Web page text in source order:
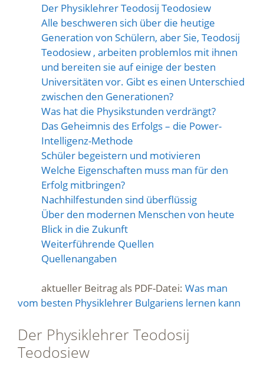
Der Physiklehrer Teodosij Teodosiew
Alle beschweren sich über die heutige
Generation von Schülern, aber Sie, Teodosij
Teodosiew , arbeiten problemlos mit ihnen
und bereiten sie auf einige der besten
Universitäten vor. Gibt es einen Unterschied
zwischen den Generationen?
Was hat die Physikstunden verdrängt?
Das Geheimnis des Erfolgs – die Power-
Intelligenz-Methode
Schüler begeistern und motivieren
Welche Eigenschaften muss man für den
Erfolg mitbringen?
Nachhilfestunden sind überflüssig
Über den modernen Menschen von heute
Blick in die Zukunft
Weiterführende Quellen
Quellenangaben
aktueller Beitrag als PDF-Datei: Was man
vom besten Physiklehrer Bulgariens lernen kann
Der Physiklehrer Teodosij
Teodosiew